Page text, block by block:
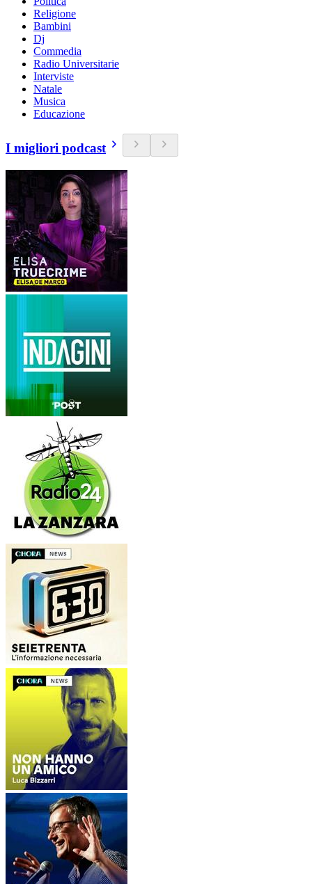
Religione
Bambini
Dj
Commedia
Radio Universitarie
Interviste
Natale
Musica
Educazione
I migliori podcast